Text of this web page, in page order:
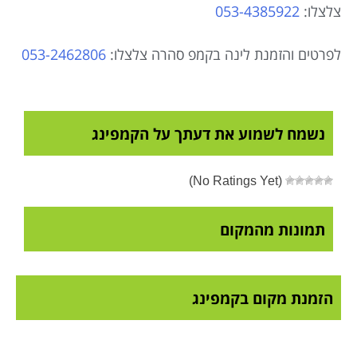
צלצלו: 053-4385922
לפרטים והזמנת לינה בקמפ סהרה צלצלו: 053-2462806
נשמח לשמוע את דעתך על הקמפינג
(No Ratings Yet)
תמונות מהמקום
הזמנת מקום בקמפינג